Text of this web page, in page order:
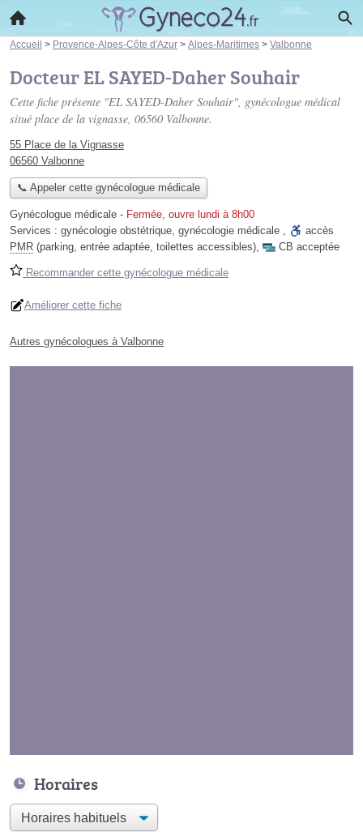
Accueil > Provence-Alpes-Côte d'Azur > Alpes-Maritimes > Valbonne
Docteur EL SAYED-Daher Souhair
Cette fiche présente "EL SAYED-Daher Souhair", gynécologue médical
situé place de la vignasse, 06560 Valbonne.
55 Place de la Vignasse
06560 Valbonne
📞 Appeler cette gynécologue médicale
Gynécologue médicale - Fermée, ouvre lundi à 8h00
Services : gynécologie obstétrique, gynécologie médicale ,
accès
PMR (parking, entrée adaptée, toilettes accessibles), CB acceptée
Recommander cette gynécologue médicale
Améliorer cette fiche
Autres gynécologues à Valbonne
Horaires